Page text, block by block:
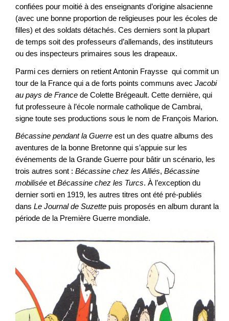
confiées pour moitié à des enseignants d’origine alsacienne
(avec une bonne proportion de religieuses pour les écoles de
filles) et des soldats détachés. Ces derniers sont la plupart
de temps soit des professeurs d’allemands, des instituteurs
ou des inspecteurs primaires sous les drapeaux.
Parmi ces derniers on retient Antonin Fraysse qui commit un
tour de la France qui a de forts points communs avec Jacobi
au pays de France de Colette Brégeault. Cette dernière, qui
fut professeure à l’école normale catholique de Cambrai,
signe toute ses productions sous le nom de François Marion.
Bécassine pendant la Guerre est un des quatre albums des
aventures de la bonne Bretonne qui s’appuie sur les
événements de la Grande Guerre pour bâtir un scénario, les
trois autres sont : Bécassine chez les Alliés, Bécassine
mobilisée et Bécassine chez les Turcs. À l’exception du
dernier sorti en 1919, les autres titres ont été pré-publiés
dans Le Journal de Suzette puis proposés en album durant la
période de la Première Guerre mondiale.